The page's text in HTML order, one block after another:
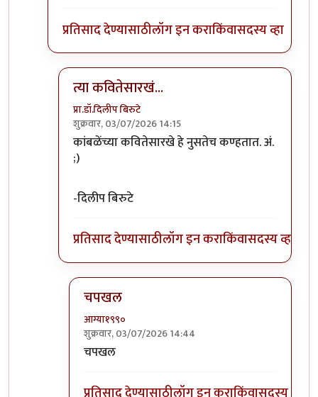
प्रतिसाद देण्यासाठीलॉग इन कराकिंवासदस्य व्हा
त्या कवितेसारखं...
प्रा.डॉ.दिलीप बिरुटे
शुक्रवार, 03/07/2026 14:15
In reply toगोबरवाद्यांना तीही सोय नाही…by
कांबळेंच्या कवितेसारखे हे नुसतेच कण्हतात. अं.
;)
-दिलीप बिरुटे
प्रतिसाद देण्यासाठीलॉग इन कराकिंवासदस्य व्हा
चपखल
आग्या१९९०
शुक्रवार, 03/07/2026 14:44
In reply to
चपखल